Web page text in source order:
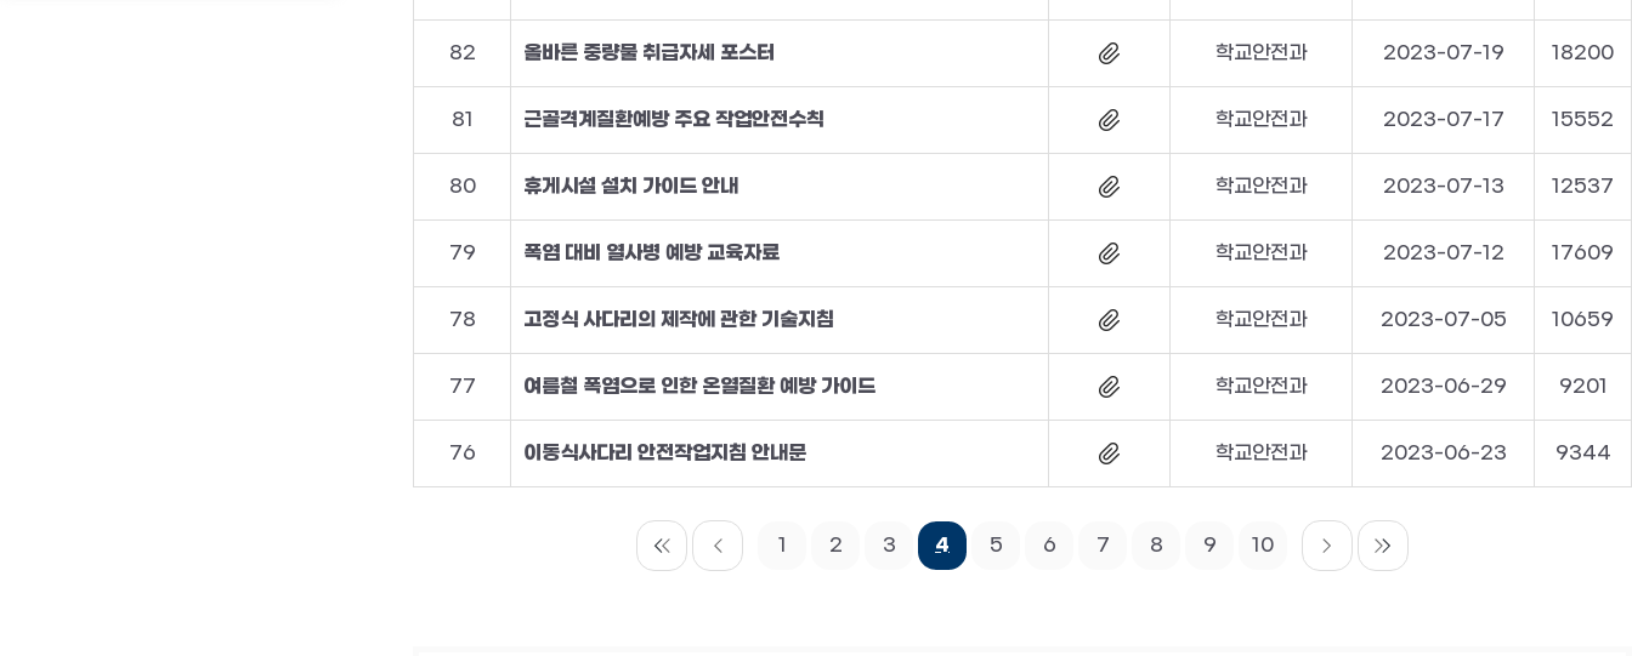
82 올바른 중량물 취급자세 포스터 학교안전과 2023-07-19 18200
81 근골격계질환예방 주요 작업안전수칙 학교안전과 2023-07-17 15552
80 휴게시설 설치 가이드 안내 학교안전과 2023-07-13 12537
79 폭염 대비 열사병 예방 교육자료 학교안전과 2023-07-12 17609
78 고정식 사다리의 제작에 관한 기술지침 학교안전과 2023-07-05 10659
77 여름철 폭염으로 인한 온열질환 예방 가이드 학교안전과 2023-06-29 9201
76 이동식사다리 안전작업지침 안내문 학교안전과 2023-06-23 9344
1 2 3 4 5 6 7 8 9 10